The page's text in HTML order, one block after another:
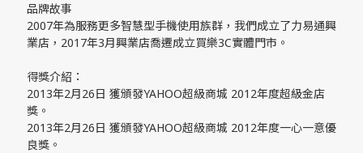
品牌故事
2007年為服務更多智慧型手機使用族群，我們成立了力易通興
業店，2017年3月興業店喬遷成立買樂3C實體門市。
得獎介紹：
2013年2月26日 獲頒發YAHOO超級商城 2012年度超級金店
獎。
2013年2月26日 獲頒發YAHOO超級商城 2012年度一心一意優
良獎。